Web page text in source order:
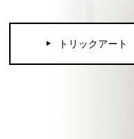
トリックアート